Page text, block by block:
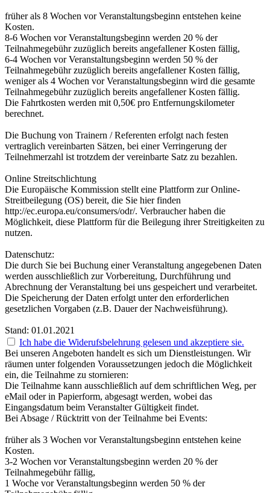
früher als 8 Wochen vor Veranstaltungsbeginn entstehen keine
Kosten.
8-6 Wochen vor Veranstaltungsbeginn werden 20 % der
Teilnahmegebühr zuzüglich bereits angefallener Kosten fällig,
6-4 Wochen vor Veranstaltungsbeginn werden 50 % der
Teilnahmegebühr zuzüglich bereits angefallener Kosten fällig,
weniger als 4 Wochen vor Veranstaltungsbeginn wird die gesamte
Teilnahmegebühr zuzüglich bereits angefallener Kosten fällig.
Die Fahrtkosten werden mit 0,50€ pro Entfernungskilometer
berechnet.
Die Buchung von Trainern / Referenten erfolgt nach festen
vertraglich vereinbarten Sätzen, bei einer Verringerung der
Teilnehmerzahl ist trotzdem der vereinbarte Satz zu bezahlen.
Online Streitschlichtung
Die Europäische Kommission stellt eine Plattform zur Online-
Streitbeilegung (OS) bereit, die Sie hier finden
http://ec.europa.eu/consumers/odr/. Verbraucher haben die
Möglichkeit, diese Plattform für die Beilegung ihrer Streitigkeiten zu
nutzen.
Datenschutz:
Die durch Sie bei Buchung einer Veranstaltung angegebenen Daten
werden ausschließlich zur Vorbereitung, Durchführung und
Abrechnung der Veranstaltung bei uns gespeichert und verarbeitet.
Die Speicherung der Daten erfolgt unter den erforderlichen
gesetzlichen Vorgaben (z.B. Dauer der Nachweisführung).
Stand: 01.01.2021
Ich habe die Widerufsbelehrung gelesen und akzeptiere sie.
Bei unseren Angeboten handelt es sich um Dienstleistungen. Wir
räumen unter folgenden Voraussetzungen jedoch die Möglichkeit
ein, die Teilnahme zu stornieren:
Die Teilnahme kann ausschließlich auf dem schriftlichen Weg, per
eMail oder in Papierform, abgesagt werden, wobei das
Eingangsdatum beim Veranstalter Gültigkeit findet.
Bei Absage / Rücktritt von der Teilnahme bei Events:
früher als 3 Wochen vor Veranstaltungsbeginn entstehen keine
Kosten.
3-2 Wochen vor Veranstaltungsbeginn werden 20 % der
Teilnahmegebühr fällig,
1 Woche vor Veranstaltungsbeginn werden 50 % der